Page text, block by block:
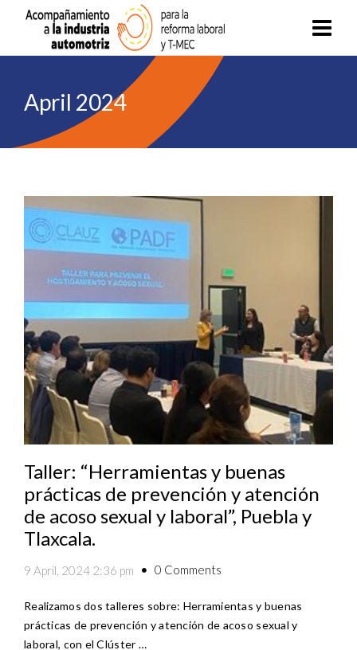
April 2024
Taller: “Herramientas y buenas
prácticas de prevención y atención
de acoso sexual y laboral”, Puebla y
Tlaxcala.
9 April, 2024 2:36 pm 0 Comments
Realizamos dos talleres sobre: Herramientas y buenas
prácticas de prevención y atención de acoso sexual y
laboral, con el Clúster …